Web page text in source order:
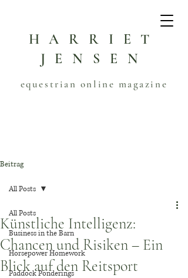
HARRIET
JENSEN
equestrian online magazine
Beitrag
All Posts
Business in the Barn
Horsepower Homework
Paddock Ponderings
All Posts
Künstliche Intelligenz:
Chancen und Risiken – Ein
Blick auf den Reitsport